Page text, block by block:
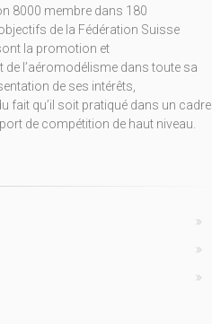
8000 membre dans 180
de la Fédération Suisse
la promotion et
de l’aéromodélisme dans toute sa
de ses intérêts,
fait qu’il soit pratiqué dans un cadre
de compétition de haut niveau.